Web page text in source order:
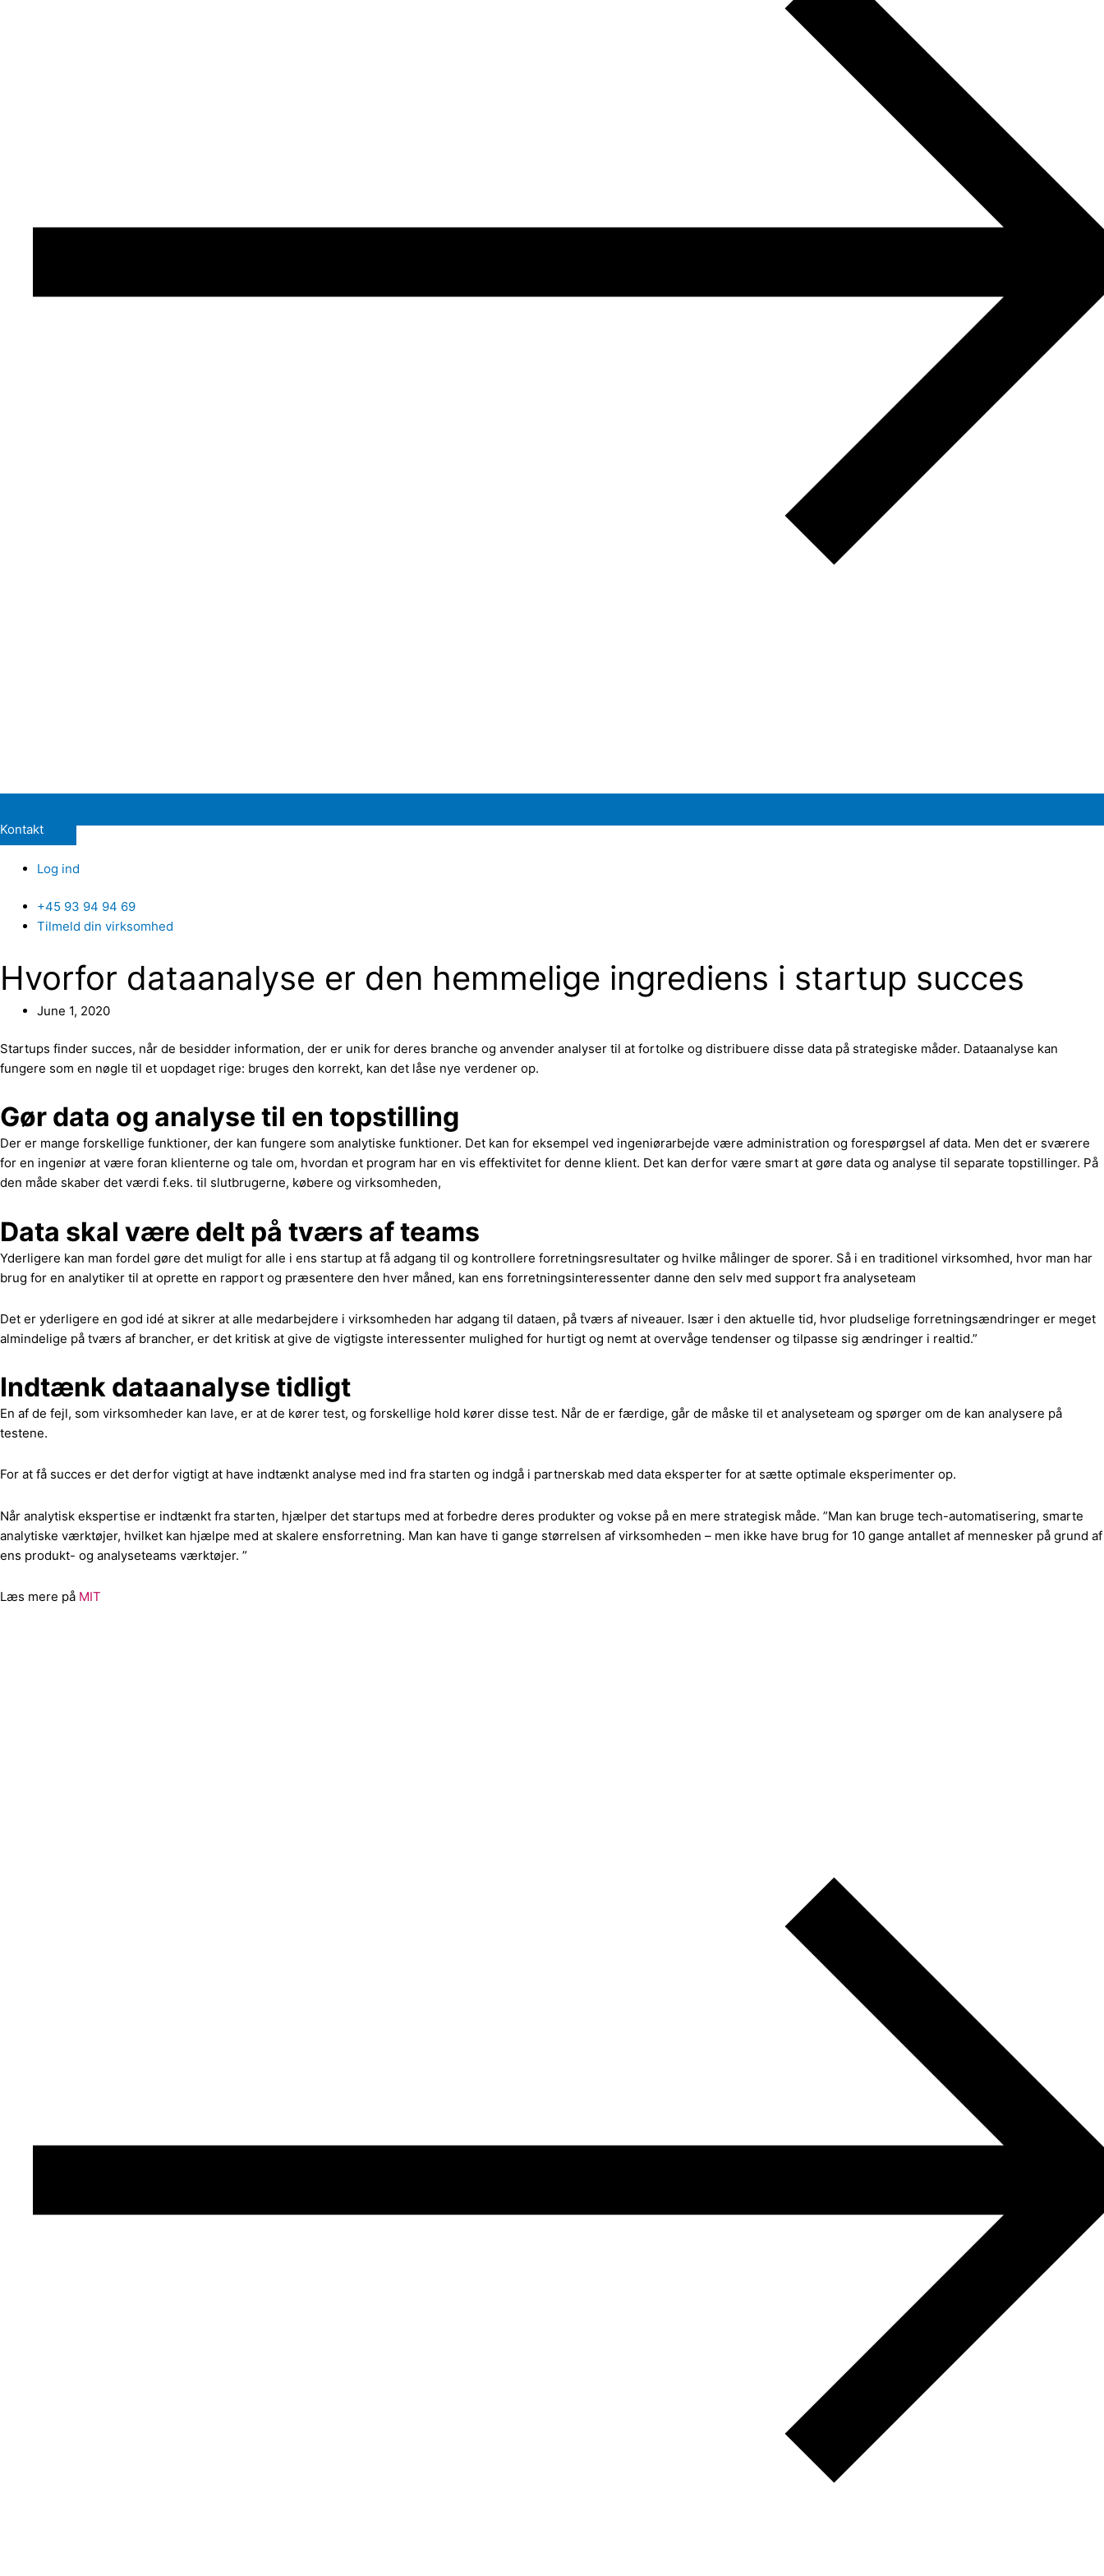
Kontakt
Log ind
+45 93 94 94 69
Tilmeld din virksomhed
Hvorfor dataanalyse er den hemmelige ingrediens i startup succes
June 1, 2020
Startups finder succes, når de besidder information, der er unik for deres branche og anvender analyser til at fortolke og distribuere disse data på strategiske måder. Dataanalyse kan
fungere som en nøgle til et uopdaget rige: bruges den korrekt, kan det låse nye verdener op.
Gør data og analyse til en topstilling
Der er mange forskellige funktioner, der kan fungere som analytiske funktioner. Det kan for eksempel ved ingeniørarbejde være administration og forespørgsel af data. Men det er sværere
for en ingeniør at være foran klienterne og tale om, hvordan et program har en vis effektivitet for denne klient. Det kan derfor være smart at gøre data og analyse til separate topstillinger. På
den måde skaber det værdi f.eks. til slutbrugerne, købere og virksomheden,
Data skal være delt på tværs af teams
Yderligere kan man fordel gøre det muligt for alle i ens startup at få adgang til og kontrollere forretningsresultater og hvilke målinger de sporer. Så i en traditionel virksomhed, hvor man har
brug for en analytiker til at oprette en rapport og præsentere den hver måned, kan ens forretningsinteressenter danne den selv med support fra analyseteam
Det er yderligere en god idé at sikrer at alle medarbejdere i virksomheden har adgang til dataen, på tværs af niveauer. Især i den aktuelle tid, hvor pludselige forretningsændringer er meget
almindelige på tværs af brancher, er det kritisk at give de vigtigste interessenter mulighed for hurtigt og nemt at overvåge tendenser og tilpasse sig ændringer i realtid.”
Indtænk dataanalyse tidligt
En af ​​de fejl, som virksomheder kan lave, er at de kører test, og forskellige hold kører disse test. Når de er færdige, går de måske til et analyseteam og spørger om de kan analysere på
testene.
For at få succes er det derfor vigtigt at have indtænkt analyse med ind fra starten og indgå i partnerskab med data eksperter for at sætte optimale eksperimenter op.
Når analytisk ekspertise er indtænkt fra starten, hjælper det startups med at forbedre deres produkter og vokse på en mere strategisk måde. ”Man kan bruge tech-automatisering, smarte
analytiske værktøjer, hvilket kan hjælpe med at skalere ensforretning. Man kan have ti gange størrelsen af ​​virksomheden – men ikke have brug for 10 gange antallet af mennesker på grund af
ens produkt- og analyseteams værktøjer. ”
Læs mere på MIT